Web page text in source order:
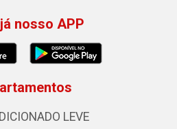
nosso APP
LEVE